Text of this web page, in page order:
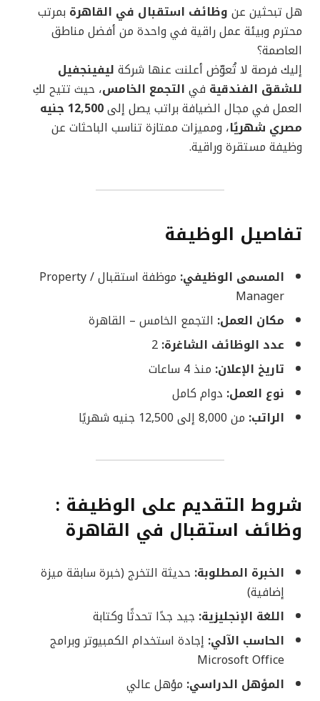
هل تبحثين عن وظائف استقبال في القاهرة بمرتب
محترم وبيئة عمل راقية في واحدة من أفضل مناطق
العاصمة؟
إليك فرصة لا تُعوّض أعلنت عنها شركة ليفينجفيل
للشقق الفندقية في التجمع الخامس، حيث تتيح لكِ
العمل في مجال الضيافة براتب يصل إلى
12,500 جنيه
مصري شهريًا، ومميزات ممتازة تناسب الباحثات عن
وظيفة مستقرة وراقية.
تفاصيل الوظيفة
المسمى الوظيفي:
موظفة استقبال / Property
Manager
مكان العمل: التجمع الخامس – القاهرة
عدد الوظائف الشاغرة:
تاريخ الإعلان: منذ 4 ساعات
نوع العمل: دوام كامل
الراتب: من 8,000 إلى 12,500 جنيه شهريًا
شروط التقديم على الوظيفة :
وظائف استقبال في القاهرة
الخبرة المطلوبة: حديثة التخرج (خبرة سابقة ميزة
إضافية)
اللغة الإنجليزية: جيد جدًا تحدثًا وكتابة
الحاسب الآلي: إجادة استخدام الكمبيوتر وبرامج
Microsoft Office
المؤهل الدراسي: مؤهل عالي